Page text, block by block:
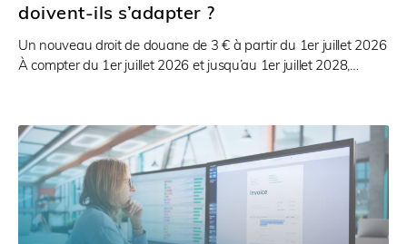
doivent-ils s’adapter ?
Un nouveau droit de douane de 3 € à partir du 1er juillet 2026
À compter du 1er juillet 2026 et jusqu’au 1er juillet 2028,…